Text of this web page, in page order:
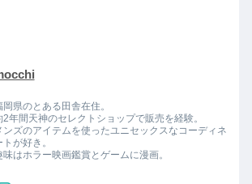
岡県のとある田舎在住。
2年間天神のセレクトショップで販売を経験。
ンズのアイテムを使ったユニセックスなコーディネ
トが好き。
味はホラー映画鑑賞とゲームに漫画。